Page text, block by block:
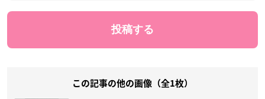
この記事の他の画像（全1枚）